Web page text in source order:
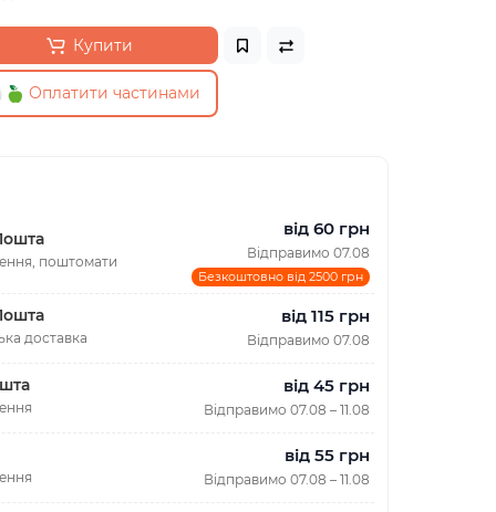
Купити
Оплатити частинами
поштомати
від 60 грн
Відправимо 07.08
Безкоштовно від 2500 грн
доставка
від 115 грн
Відправимо 07.08
від 45 грн
Відправимо 07.08 – 11.08
від 55 грн
Відправимо 07.08 – 11.08